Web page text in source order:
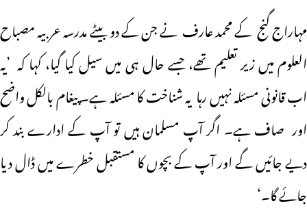
مہاراج گنج کے محمد عارف نے جن کے دو بیٹے مدرسہ عربیہ مصباح
العلوم میں زیر تعلیم تھے، جسے حال ہی میں سیل کیا گیا، کہا کہ ’یہ
اب قانونی مسئلہ نہیں رہا یہ شناخت کا مسئلہ ہے۔ پیغام بالکل واضح
اور صاف ہے۔ اگر آپ مسلمان ہیں تو آپ کے ادارے بند کر
دیے جائیں گے اور آپ کے بچوں کا مستقبل خطرے میں ڈال دیا
جائے گا۔‘